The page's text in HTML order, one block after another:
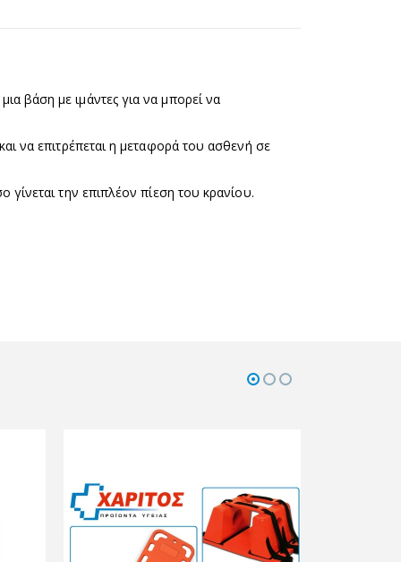
βάση με ιμάντες για να μπορεί να
να επιτρέπεται η μεταφορά του ασθενή σε
την επιπλέον πίεση του κρανίου.